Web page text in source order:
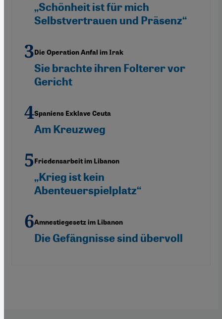
„Schönheit ist für mich
Selbstvertrauen und Präsenz“
Die Operation Anfal im Irak
Sie brachte ihren Folterer vor
Gericht
Spaniens Exklave Ceuta
Am Kreuzweg
Friedensarbeit im Libanon
„Krieg ist kein
Abenteuerspielplatz“
Amnestiegesetz im Libanon
Die Gefängnisse sind übervoll